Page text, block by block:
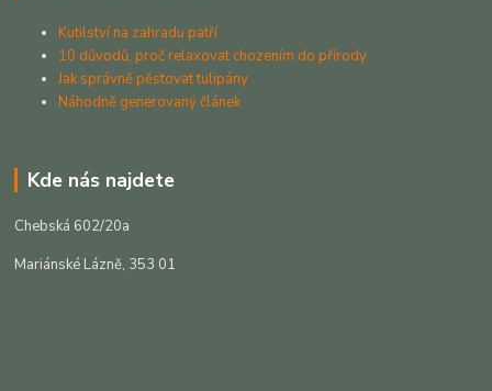
Kutilství na zahradu patří
10 důvodů, proč relaxovat chozením do přírody
Jak správně pěstovat tulipány
Náhodně generovaný článek
Kde nás najdete
Chebská 602/20a
Mariánské Lázně, 353 01